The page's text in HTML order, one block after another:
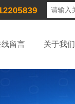
线留言 关于我们